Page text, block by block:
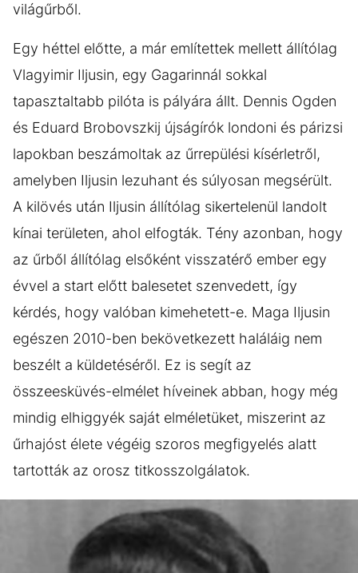
világűrből.
Egy héttel előtte, a már említettek mellett állítólag
Vlagyimir Iljusin, egy Gagarinnál sokkal
tapasztaltabb pilóta is pályára állt. Dennis Ogden
és Eduard Brobovszkij újságírók londoni és párizsi
lapokban beszámoltak az űrrepülési kísérletről,
amelyben Iljusin lezuhant és súlyosan megsérült.
A kilövés után Iljusin állítólag sikertelenül landolt
kínai területen, ahol elfogták. Tény azonban, hogy
az űrből állítólag elsőként visszatérő ember egy
évvel a start előtt balesetet szenvedett, így
kérdés, hogy valóban kimehetett-e. Maga Iljusin
egészen 2010-ben bekövetkezett haláláig nem
beszélt a küldetéséről. Ez is segít az
összeesküvés-elmélet híveinek abban, hogy még
mindig elhiggyék saját elméletüket, miszerint az
űrhajóst élete végéig szoros megfigyelés alatt
tartották az orosz titkosszolgálatok.